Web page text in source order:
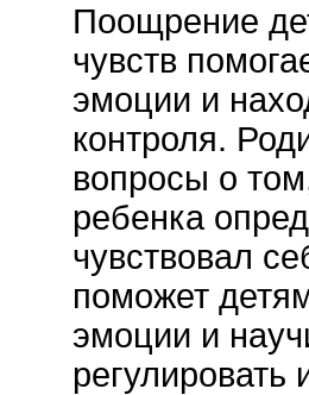
Поощрение
чувств
эмоции и
контроля.
вопросы о
ребенка
чувствовал
поможет
эмоции и
регулировать